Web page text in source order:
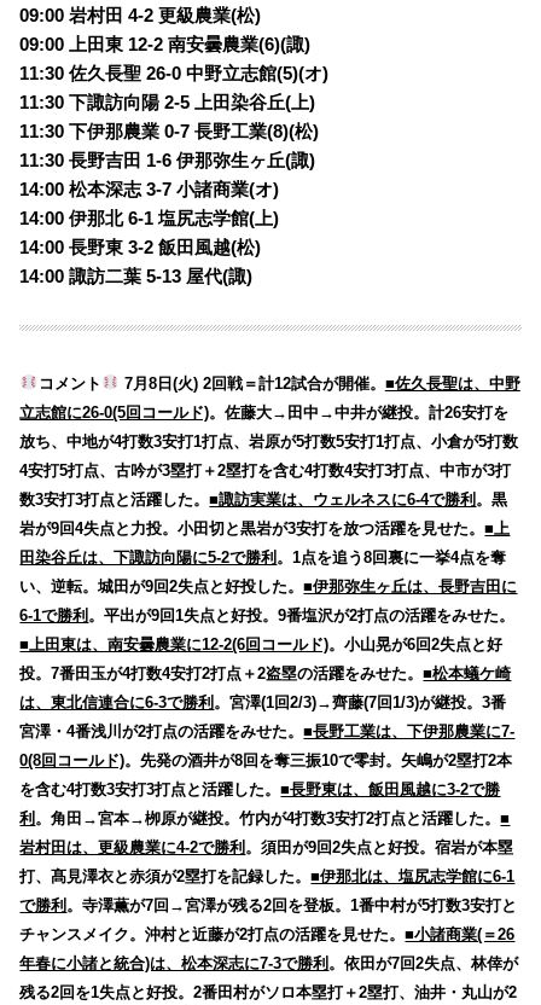
09:00 岩村田 4-2 更級農業(松)
09:00 上田東 12-2 南安曇農業(6)(諏)
11:30 佐久長聖 26-0 中野立志館(5)(オ)
11:30 下諏訪向陽 2-5 上田染谷丘(上)
11:30 下伊那農業 0-7 長野工業(8)(松)
11:30 長野吉田 1-6 伊那弥生ヶ丘(諏)
14:00 松本深志 3-7 小諸商業(オ)
14:00 伊那北 6-1 塩尻志学館(上)
14:00 長野東 3-2 飯田風越(松)
14:00 諏訪二葉 5-13 屋代(諏)
コメント 7月8日(火) 2回戦＝計12試合が開催。 ■佐久長聖は、中野
立志館に26-0(5回コールド)。佐藤大→田中→中井が継投。計26安打を
放ち、中地が4打数3安打1打点、岩原が5打数5安打1打点、小倉が5打数
4安打5打点、古吟が3塁打＋2塁打を含む4打数4安打3打点、中市が3打
数3安打3打点と活躍した。■諏訪実業は、ウェルネスに6-4で勝利 。黒
岩が9回4失点と力投。小田切と黒岩が3安打を放つ活躍を見せた。■上
田染谷丘は、下諏訪向陽に5-2で勝利 。1点を追う8回裏に一挙4点を奪
い、逆転。城田が9回2失点と好投した。■伊那弥生ヶ丘は、長野吉田に
6-1で勝利 。平出が9回1失点と好投。9番塩沢が2打点の活躍をみせた。
■上田東は、南安曇農業に12-2(6回コールド)。小山晃が6回2失点と好
投。7番田玉が4打数4安打2打点＋2盗塁の活躍をみせた。■松本蟻ケ崎
は、東北信連合に6-3で勝利 。宮澤(1回2/3)→齊藤(7回1/3)が継投。3番
宮澤・4番浅川が2打点の活躍をみせた。■長野工業は、下伊那農業に7-
0(8回コールド)。先発の酒井が8回を奪三振10で零封。矢嶋が2塁打2本
を含む4打数3安打3打点と活躍した。■長野東は、飯田風越に3-2で勝
利 。角田→宮本→栁原が継投。竹内が4打数3安打2打点と活躍した。■
岩村田は、更級農業に4-2で勝利 。須田が9回2失点と好投。宿岩が本塁
打、髙見澤衣と赤須が2塁打を記録した。■伊那北は、塩尻志学館に6-1
で勝利 。寺澤薫が7回→宮澤が残る2回を登板。1番中村が5打数3安打と
チャンスメイク。沖村と近藤が2打点の活躍を見せた。■小諸商業(＝26
年春に小諸と統合)は、松本深志に7-3で勝利 。依田が7回2失点、林倖が
残る2回を1失点と好投。2番田村がソロ本塁打＋2塁打、油井・丸山が2